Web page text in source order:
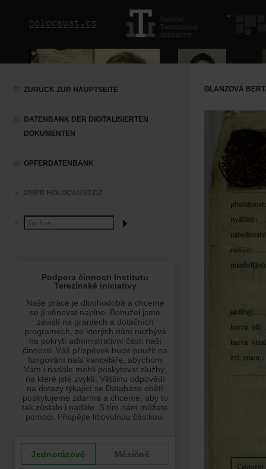
ZURÜCK ZUR HAUPTSEITE
DATENBANK DER DIGITALISIERTEN
DOKUMENTEN
OPFERDATENBANK
ÜBER HOLOCAUST.CZ
GLANZOVÁ